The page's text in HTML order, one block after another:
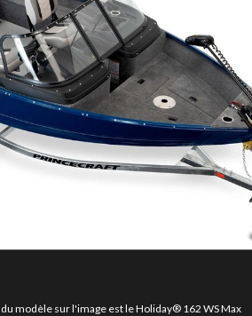
modèle sur l'image est le Holiday® 162 WS Max